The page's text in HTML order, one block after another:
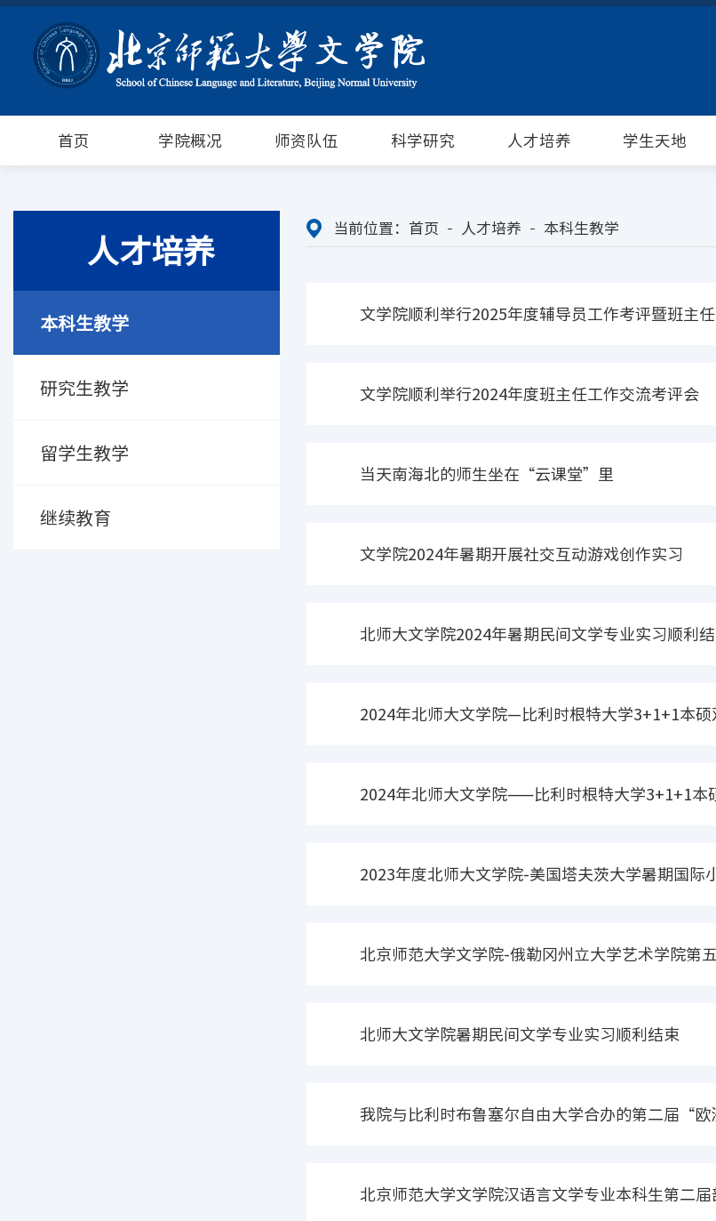
首页 学院概况 师资队伍 科学研究 人才培养 学生天地
人才培养
本科生教学
研究生教学
留学生教学
继续教育
当前位置： 首页 人才培养 本科生教学
文学院顺利举行2025年度辅导员工作考评暨班主
文学院顺利举行2024年度班主任工作交流考评会
当天南海北的师生坐在“云课堂”里
文学院2024年暑期开展社交互动游戏创作实习
北师大文学院2024年暑期民间文学专业实习顺利
2024年北师大文学院—比利时根特大学3+1+1本
2024年北师大文学院——比利时根特大学3+1+1本
2023年度北师大文学院-美国塔夫茨大学暑期国际
北京师范大学文学院-俄勒冈州立大学艺术学院第
北师大文学院暑期民间文学专业实习顺利结束
我院与比利时布鲁塞尔自由大学合办的第二届“
北京师范大学文学院汉语言文学专业本科生第二